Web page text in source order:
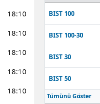
18:10
18:10
18:10
18:10
18:10
BIST 100
BIST 100-30
BIST 30
BIST 50
Tümünü Göster